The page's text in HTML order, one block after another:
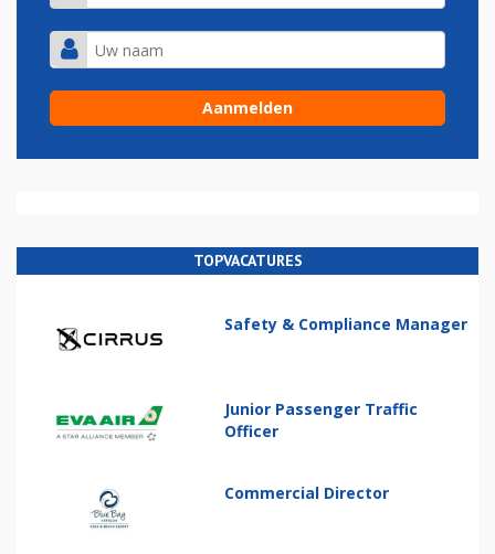
TOPVACATURES
Safety & Compliance Manager
Junior Passenger Traffic
Officer
Commercial Director